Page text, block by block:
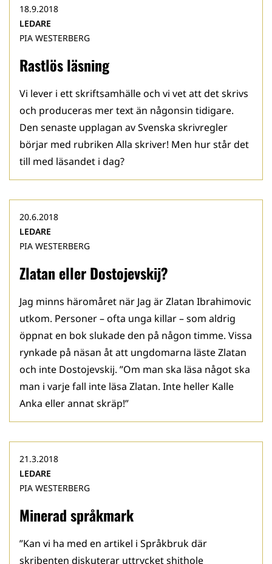
Rastlös läsning
18.9.2018
LEDARE
PIA WESTERBERG
Vi lever i ett skriftsamhälle och vi vet att det skrivs
och produceras mer text än någonsin tidigare.
Den senaste upplagan av Svenska skrivregler
börjar med rubriken Alla skriver! Men hur står det
till med läsandet i dag?
Zlatan eller Dostojevskij?
20.6.2018
LEDARE
PIA WESTERBERG
Jag minns häromåret när Jag är Zlatan Ibrahimovic
utkom. Personer – ofta unga killar – som aldrig
öppnat en bok slukade den på någon timme. Vissa
rynkade på näsan åt att ungdomarna läste Zlatan
och inte Dostojevskij. ”Om man ska läsa något ska
man i varje fall inte läsa Zlatan. Inte heller Kalle
Anka eller annat skräp!”
Minerad språkmark
21.3.2018
LEDARE
PIA WESTERBERG
”Kan vi ha med en artikel i Språkbruk där
skribenten diskuterar uttrycket shithole